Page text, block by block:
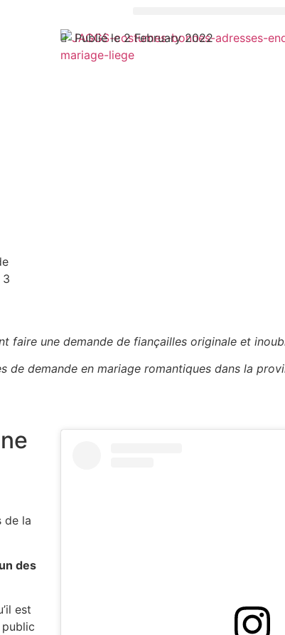
3
Publié le 2 February 2022
faire une demande de fiançailles originale et
demande en mariage romantiques dans la
de la
des
est